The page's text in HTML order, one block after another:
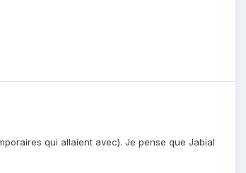
qui allaient avec). Je pense que Jabial